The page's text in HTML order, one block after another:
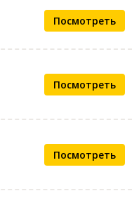
Посмотреть
Посмотреть
Посмотреть